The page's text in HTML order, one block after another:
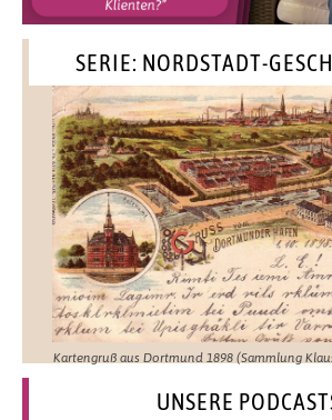
SERIE: NORDSTADT-
Kartengruß aus Dortmund 1898 (Sammlung
UNSERE